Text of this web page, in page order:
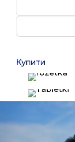
Купити